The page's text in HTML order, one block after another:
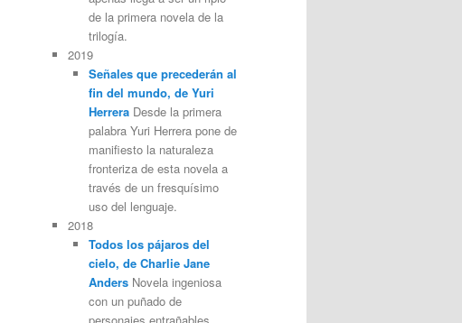
de la primera novela de la
trilogía.
2019
Señales que precederán al
fin del mundo, de Yuri
HerreraDesde la primera
palabra Yuri Herrera pone de
manifiesto la naturaleza
fronteriza de esta novela a
través de un fresquísimo
uso del lenguaje.
2018
Todos los pájaros del
cielo, de Charlie Jane
AndersNovela ingeniosa
con un puñado de